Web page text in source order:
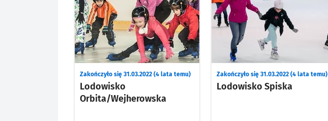
Lodowisko
Orbita/Wejherowska
Zakończyło się 31.03.2022 (4 lata temu)
Lodowisko Spiska
Zakończyło się 31.03.2022 (4 lata temu)